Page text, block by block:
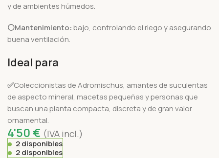
y de ambientes húmedos.
⚪Mantenimiento:bajo, controlando el riego y asegurando
buena ventilación.
Ideal para
✅Coleccionistas de Adromischus, amantes de suculentas
de aspecto mineral, macetas pequeñas y personas que
buscan una planta compacta, discreta y de gran valor
ornamental.
4'50 € (IVA incl.)
2 disponibles
2 disponibles